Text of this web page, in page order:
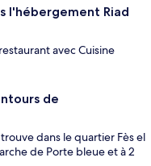
l'hébergement Riad
avec Cuisine
de
dans le quartier Fès el
de Porte bleue et à 2